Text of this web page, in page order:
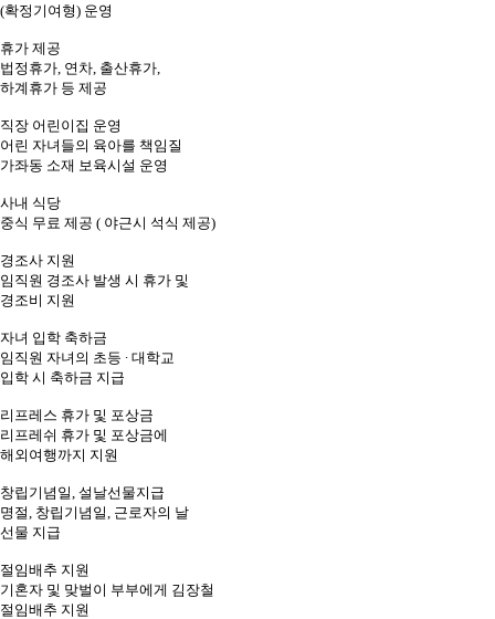
(확정기여형) 운영
휴가 제공
법정휴가, 연차, 출산휴가,
하계휴가 등 제공
직장 어린이집 운영
어린 자녀들의 육아를 책임질
가좌동 소재 보육시설 운영
사내 식당
중식 무료 제공 ( 야근시 석식 제공)
경조사 지원
임직원 경조사 발생 시 휴가 및
경조비 지원
자녀 입학 축하금
임직원 자녀의 초등 ∙ 대학교
입학 시 축하금 지급
리프레스 휴가 및 포상금
리프레쉬 휴가 및 포상금에
해외여행까지 지원
창립기념일, 설날선물지급
명절, 창립기념일, 근로자의 날
선물 지급
절임배추 지원
기혼자 및 맞벌이 부부에게 김장철
절임배추 지원